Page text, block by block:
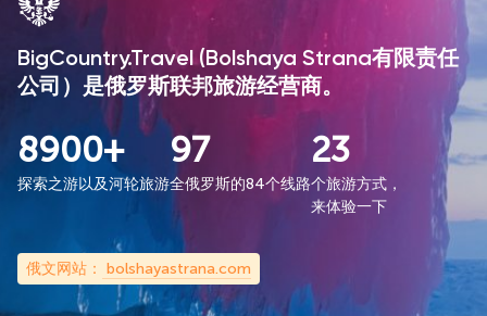
BigCountry.Travel (Bolshaya Strana有限责任
公司）是俄罗斯联邦旅游经营商。
8900+
探索之游以及河轮旅游
97
全俄罗斯的84个线路
23
个旅游方式，
来体验一下
俄文网站： bolshayastrana.com